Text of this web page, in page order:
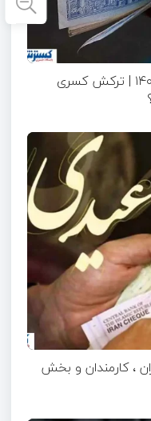
پیش بینی میزان افزایش حقوق ۱۴۰۵ | ترکش کسری
واریز عیدی ۱۴۰۵ کارگران ، کارمندان و بخش